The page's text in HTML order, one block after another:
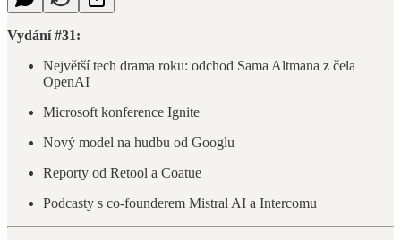
Vydání #31:
Největší tech drama roku: odchod Sama Altmana z čela
OpenAI
Microsoft konference Ignite
Nový model na hudbu od Googlu
Reporty od Retool a Coatue
Podcasty s co-founderem Mistral AI a Intercomu